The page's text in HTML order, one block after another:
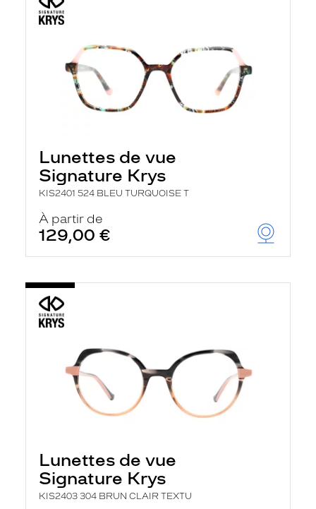
Lunettes de vue
Signature Krys
KIS2401 524 BLEU TURQUOISE T
À partir de
129,00 €
Lunettes de vue
Signature Krys
KIS2403 304 BRUN CLAIR TEXTU